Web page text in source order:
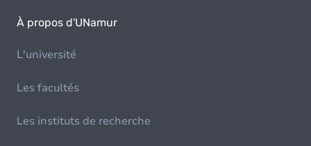
À propos d'UNamur
L'université
Les facultés
Les instituts de recherche